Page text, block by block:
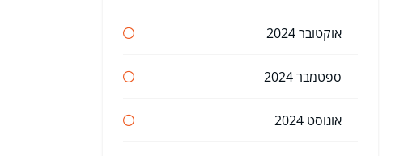
אוקטובר 2024
ספטמבר 2024
אוגוסט 2024